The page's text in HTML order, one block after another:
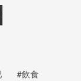
#飲食